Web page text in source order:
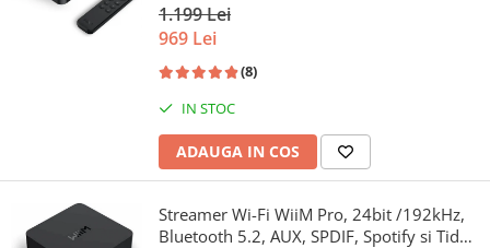
1.199 Lei
969 Lei
(8)
IN STOC
ADAUGA IN COS
Streamer Wi-Fi WiiM Pro, 24bit /192kHz,
Bluetooth 5.2, AUX, SPDIF, Spotify si Tidal